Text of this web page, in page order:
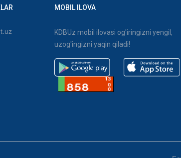
MOBIL ILOVA
KDBUz mobil ilovasi og'iringizni yengil,
uzog'ingizni yaqin qiladi!